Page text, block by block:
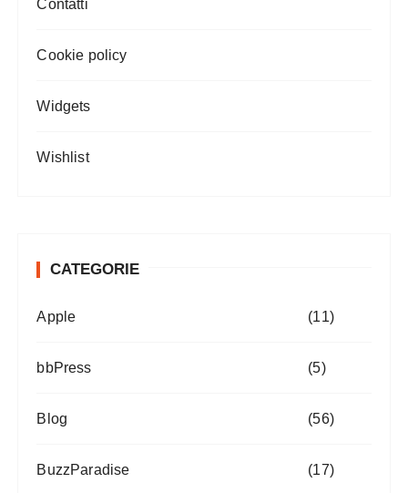
Contatti
Cookie policy
Widgets
Wishlist
CATEGORIE
Apple (11)
bbPress (5)
Blog (56)
BuzzParadise (17)